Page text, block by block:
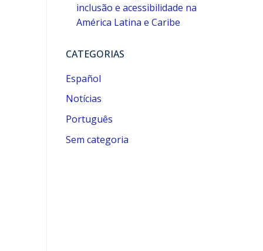
inclusão e acessibilidade na
América Latina e Caribe
CATEGORIAS
Español
Notícias
Português
Sem categoria